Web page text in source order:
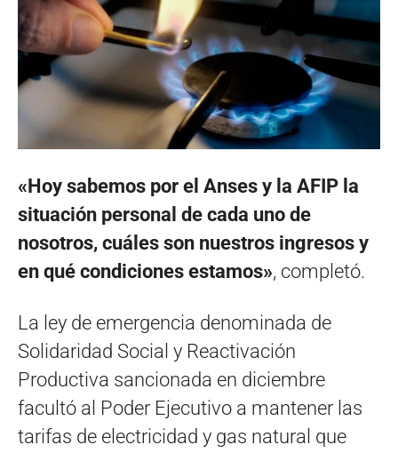
«Hoy sabemos por el Anses y la AFIP la
situación personal de cada uno de
nosotros, cuáles son nuestros ingresos y
en qué condiciones estamos», completó.
La ley de emergencia denominada de
Solidaridad Social y Reactivación
Productiva sancionada en diciembre
facultó al Poder Ejecutivo a mantener las
tarifas de electricidad y gas natural que